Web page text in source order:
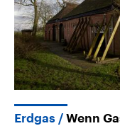
Erdgas
Wenn